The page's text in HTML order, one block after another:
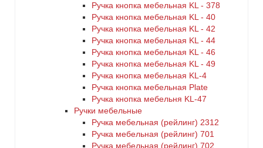
Ручка кнопка мебельная KL - 378
Ручка кнопка мебельная KL - 40
Ручка кнопка мебельная KL - 42
Ручка кнопка мебельная KL - 44
Ручка кнопка мебельная KL - 46
Ручка кнопка мебельная KL - 49
Ручка кнопка мебельная KL-4
Ручка кнопка мебельная Plate
Ручка кнопка мебельня KL-47
Ручки мебельные
Ручка мебельная (рейлинг) 2312
Ручка мебельная (рейлинг) 701
Ручка мебельная (рейлинг) 702